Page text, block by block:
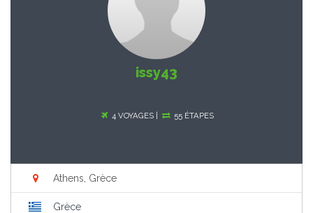
issy43
4 VOYAGES | 55 ÉTAPES
Athens, Grèce
Grèce